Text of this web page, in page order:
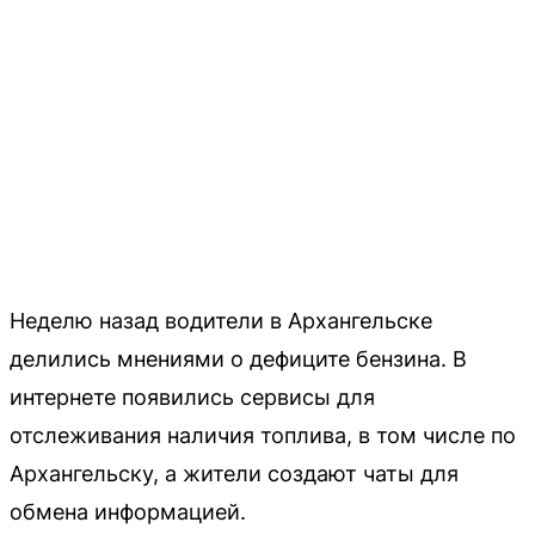
Неделю назад водители в Архангельске
делились мнениями о дефиците бензина. В
интернете появились сервисы для
отслеживания наличия топлива, в том числе по
Архангельску, а жители создают чаты для
обмена информацией.